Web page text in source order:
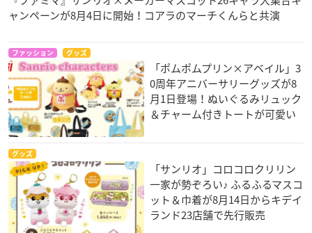
ャンペーンが8月4日に開始！コアラのマーチくんらと共演
ファッション グッズ
「ポムポムプリン×アベイル」3
0周年アニバーサリーグッズが8
月1日登場！ぬいぐるみリュック
＆チャーム付きトートが可愛い
グッズ
「サンリオ」コロコロクリリン
一家が勢ぞろい♪ ふるふるマスコ
ット＆巾着が8月14日からキデイ
ランド23店舗で先行販売